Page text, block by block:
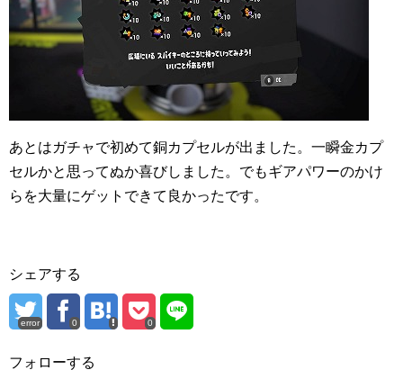
あとはガチャで初めて銅カプセルが出ました。一瞬金カプ
セルかと思ってぬか喜びしました。でもギアパワーのかけ
らを大量にゲットできて良かったです。
シェアする
error 0 0
フォローする